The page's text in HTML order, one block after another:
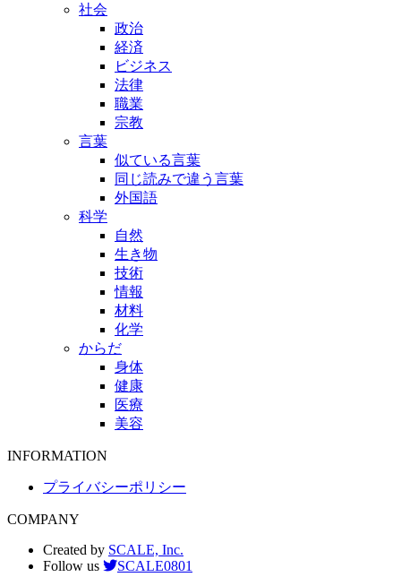
社会
政治
経済
ビジネス
法律
職業
宗教
言葉
似ている言葉
同じ読みで違う言葉
外国語
科学
自然
生き物
技術
情報
材料
化学
からだ
身体
健康
医療
美容
INFORMATION
プライバシーポリシー
COMPANY
Created by SCALE, Inc.
Follow us
SCALE0801